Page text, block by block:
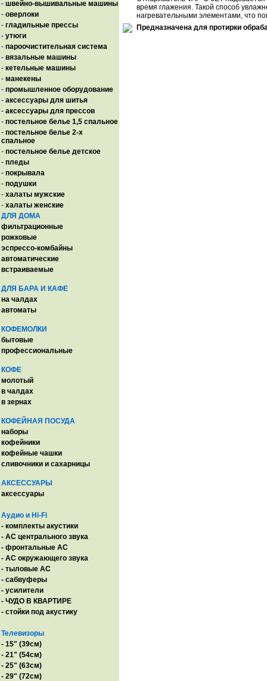
- швейно-вышивальные машины
- оверлоки
- гладильные прессы
- утюги
- пароочистительная система
- вязальные машины
- кетельные машины
- манекены
- промышленное оборудование
- аксессуары для шитья
- аксессуары для прессов
- постельное белье 1,5 спальное
- постельное белье 2-х
спальное
- постельное белье детское
- пледы
- покрывала
- подушки
- халаты мужские
- халаты женские
ДЛЯ ДОМА
фильтрационные
рожковые
эспрессо-комбайны
автоматические
встраиваемые
ДЛЯ БАРА И КАФЕ
на чалдах
автоматы
КОФЕМОЛКИ
бытовые
профессиональные
КОФЕ
молотый
в чалдах
в зернах
КОФЕЙНАЯ ПОСУДА
наборы
кофейники
кофейные чашки
сливочники и сахарницы
АКСЕССУАРЫ
аксессуары
Аудио и Hi-Fi
- комплекты акустики
- AC центрального звука
- фронтальные АС
- АС окружающего звука
- тыловые АС
- сабвуферы
- усилители
- ЧУДО В КВАРТИРЕ
- стойки под акустику
.
Телевизоры
- 15" (39см)
- 21" (54см)
- 25" (63см)
- 29" (72см)
время глажения. Такой способ
нагревательными элементами, что
Предназначена для протирки